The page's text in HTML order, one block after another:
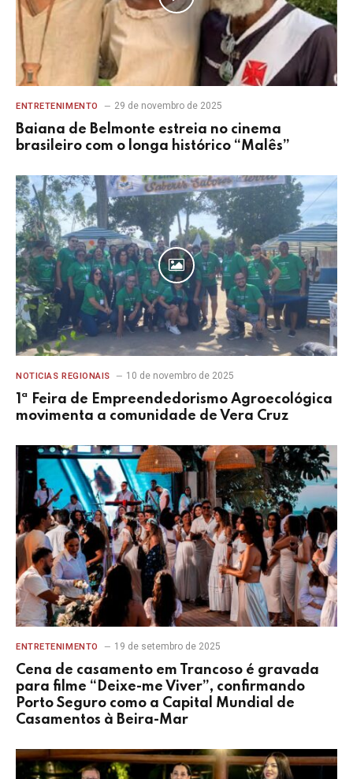
ENTRETENIMENTO 29 de novembro de 2025
Baiana de Belmonte estreia no cinema
brasileiro com o longa histórico “Malês”
NOTICIAS REGIONAIS 10 de novembro de 2025
1ª Feira de Empreendedorismo Agroecológica
movimenta a comunidade de Vera Cruz
ENTRETENIMENTO 19 de setembro de 2025
Cena de casamento em Trancoso é gravada
para filme “Deixe-me Viver”, confirmando
Porto Seguro como a Capital Mundial de
Casamentos à Beira-Mar